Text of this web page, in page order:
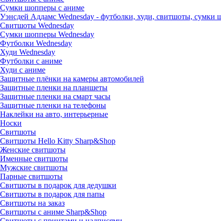
Сумки шопперы с аниме
Уэнсдей Аддамс Wednesday - футболки, худи, свитшоты, сумки
Свитшоты Wednesday
Сумки шопперы Wednesday
Футболки Wednesday
Худи Wednesday
Футболки с аниме
Худи с аниме
Защитные плёнки на камеры автомобилей
Защитные пленки на планшеты
Защитные пленки на смарт часы
Защитные пленки на телефоны
Наклейки на авто, интерьерные
Носки
Свитшоты
Cвитшоты Hello Kitty Sharp&Shop
Женские свитшоты
Именные свитшоты
Мужские свитшоты
Парные свитшоты
Свитшоты в подарок для дедушки
Свитшоты в подарок для папы
Свитшоты на заказ
Свитшоты с аниме Sharp&Shop